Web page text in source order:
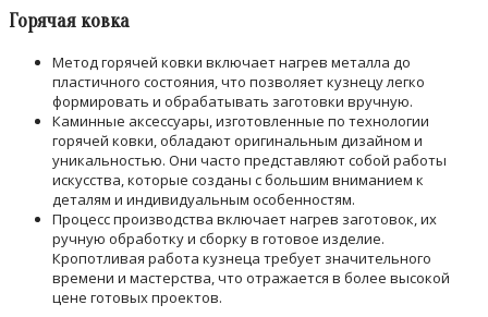
Горячая ковка
Метод горячей ковки включает нагрев металла до
пластичного состояния, что позволяет кузнецу легко
формировать и обрабатывать заготовки вручную.
Каминные аксессуары, изготовленные по технологии
горячей ковки, обладают оригинальным дизайном и
уникальностью. Они часто представляют собой работы
искусства, которые созданы с большим вниманием к
деталям и индивидуальным особенностям.
Процесс производства включает нагрев заготовок, их
ручную обработку и сборку в готовое изделие.
Кропотливая работа кузнеца требует значительного
времени и мастерства, что отражается в более высокой
цене готовых проектов.